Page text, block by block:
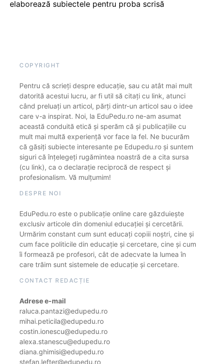
elaborează subiectele pentru proba scrisă
COPYRIGHT
Pentru că scrieți despre educație, sau cu atât mai mult
datorită acestui lucru, ar fi util să citați cu link, atunci
când preluați un articol, părți dintr-un articol sau o idee
care v-a inspirat. Noi, la EduPedu.ro ne-am asumat
această conduită etică și sperăm că și publicațiile cu
mult mai multă experiență vor face la fel. Ne bucurăm
că găsiți subiecte interesante pe Edupedu.ro și suntem
siguri că înțelegeți rugămintea noastră de a cita sursa
(cu link), ca o declarație reciprocă de respect și
profesionalism. Vă mulțumim!
DESPRE NOI
EduPedu.ro este o publicație online care găzduiește
exclusiv articole din domeniul educației și cercetării.
Urmărim constant cum sunt educați copiii noștri, cine și
cum face politicile din educație și cercetare, cine și cum
îi formează pe profesori, cât de adecvate la lumea în
care trăim sunt sistemele de educație și cercetare.
CONTACT REDACȚIE
Adrese e-mail
raluca.pantazi@edupedu.ro
mihai.peticila@edupedu.ro
costin.ionescu@edupedu.ro
alexa.stanescu@edupedu.ro
diana.ghimisi@edupedu.ro
stefan.lefter@edupedu.ro